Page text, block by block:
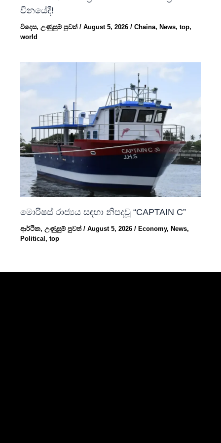
චීනයේදී!
විදෙස,උණුසුම් පුවත්/August 5, 2026/Chaina, News,top,
world
මොරිෂස් රාජ්‍යය සඳහා නිපදවූ “CAPTAIN C”
ආර්ථික,උණුසුම් පුවත්/August 5, 2026/Economy,News,
Political,top